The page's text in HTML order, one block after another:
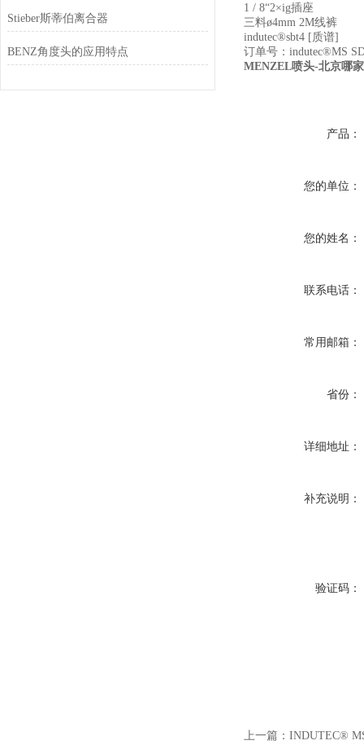
Stieber斯蒂伯离合器
BENZ角度头的应用特点
1 / 8“2×ig插座
三料ø4mm 2M线裤
indutec®sbt4 [质谱]
订单号：indutec®MS
MENZEL喷头-北京哪
产品：
您的单位：
您的姓名：
联系电话：
常用邮箱：
省份：
详细地址：
补充说明：
验证码：
上一篇： INDUTEC®